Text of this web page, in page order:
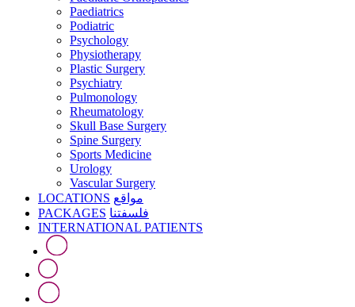
Paediatrics
Podiatric
Psychology
Physiotherapy
Plastic Surgery
Psychiatry
Pulmonology
Rheumatology
Skull Base Surgery
Spine Surgery
Sports Medicine
Urology
Vascular Surgery
LOCATIONS مواقع
PACKAGES فلسفتنا
INTERNATIONAL PATIENTS